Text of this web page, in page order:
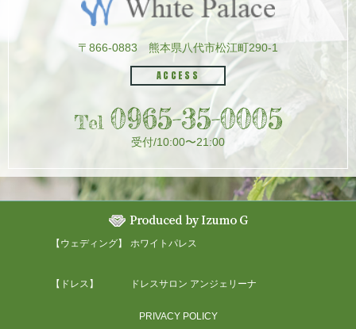
〒866-0883 熊本県八代市松江町290-1
ACCESS
Tel 0965-35-0005
受付/10:00〜21:00
【ウェディング】 ホワイトパレス
【ドレス】 ドレスサロン アンジェリーナ
PRIVACY POLICY